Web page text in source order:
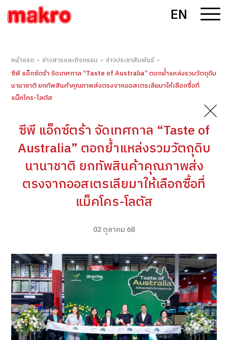
EN
หน้าแรก - ข่าวสารและกิจกรรม - ข่าวประชาสัมพันธ์ -
ซีพี แอ็กซ์ตร้า จัดเทศกาล “Taste of Australia” ตอกย้ำแหล่งรวมวัตถุดิบ
นานาชาติ ยกทัพสินค้าคุณภาพส่งตรงจากออสเตรเลียมาให้เลือกซื้อที่
แม็คโคร-โลตัส
ซีพี แอ็กซ์ตร้า จัดเทศกาล “Taste of
Australia” ตอกย้ำแหล่งรวมวัตถุดิบ
นานาชาติ ยกทัพสินค้าคุณภาพส่ง
ตรงจากออสเตรเลียมาให้เลือกซื้อที่
แม็คโคร-โลตัส
02 ตุลาคม 68